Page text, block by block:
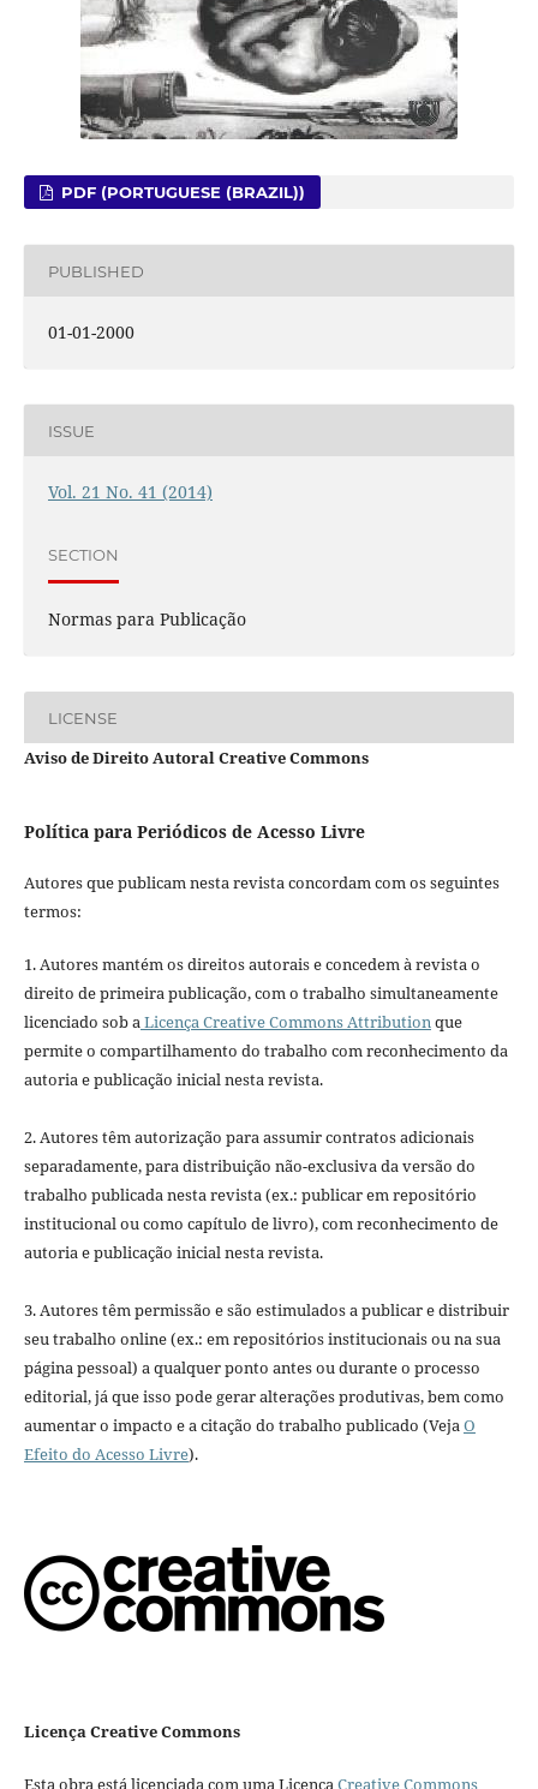
PDF (PORTUGUESE (BRAZIL))
PUBLISHED
01-01-2000
ISSUE
Vol. 21 No. 41 (2014)
SECTION
Normas para Publicação
LICENSE
Aviso de Direito Autoral Creative Commons
Política para Periódicos de Acesso Livre
Autores que publicam nesta revista concordam com os seguintes
termos:
1. Autores mantém os direitos autorais e concedem à revista o
direito de primeira publicação, com o trabalho simultaneamente
licenciado sob aLicença Creative Commons Attributionque
permite o compartilhamento do trabalho com reconhecimento da
autoria e publicação inicial nesta revista.
2. Autores têm autorização para assumir contratos adicionais
separadamente, para distribuição não-exclusiva da versão do
trabalho publicada nesta revista (ex.: publicar em repositório
institucional ou como capítulo de livro), com reconhecimento de
autoria e publicação inicial nesta revista.
3. Autores têm permissão e são estimulados a publicar e distribuir
seu trabalho online (ex.: em repositórios institucionais ou na sua
página pessoal) a qualquer ponto antes ou durante o processo
editorial, já que isso pode gerar alterações produtivas, bem como
aumentar o impacto e a citação do trabalho publicado (VejaO
Efeito do Acesso Livre).
Licença Creative Commons
Esta obra está licenciada com uma Licença Creative Commons